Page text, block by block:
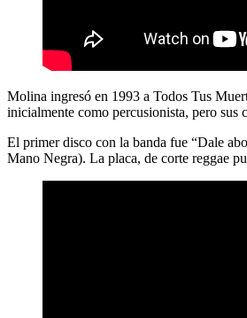
Molina ingresó en 1993 a Todos Tus
inicialmente como percusionista, pero sus
El primer disco con la banda fue “Dale
Mano Negra). La placa, de corte reggae